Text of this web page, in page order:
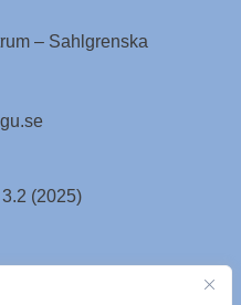
– Sahlgrenska
(2025)